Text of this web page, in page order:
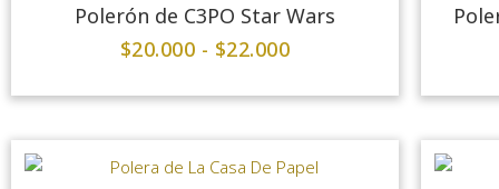
Polerón de C3PO Star Wars
$20.000 - $22.000